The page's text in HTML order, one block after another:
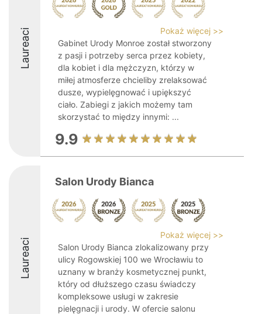
Laureaci
Pokaż więcej >>
Gabinet Urody Monroe został stworzony
z pasji i potrzeby serca przez kobiety,
dla kobiet i dla mężczyzn, którzy w
miłej atmosferze chcieliby zrelaksować
dusze, wypielęgnować i upiększyć
ciało. Zabiegi z jakich możemy tam
skorzystać to między innymi: ...
9.9
Laureaci
Salon Urody Bianca
Pokaż więcej >>
Salon Urody Bianca zlokalizowany przy
ulicy Rogowskiej 100 we Wrocławiu to
uznany w branży kosmetycznej punkt,
który od dłuższego czasu świadczy
kompleksowe usługi w zakresie
pielęgnacji i urody. W ofercie salonu